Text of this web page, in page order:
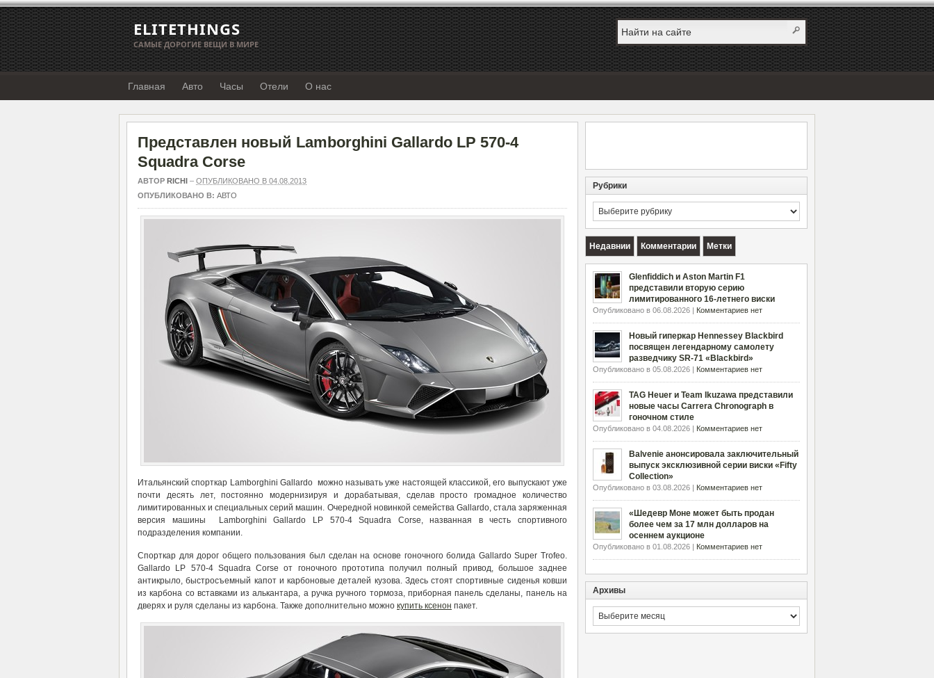
ELITETHINGS
САМЫЕ ДОРОГИЕ ВЕЩИ В МИРЕ
Главная Авто Часы Отели О нас
Представлен новый Lamborghini Gallardo LP 570-4
Squadra Corse
АВТОР RICHI – ОПУБЛИКОВАНО В 04.08.2013
ОПУБЛИКОВАНО В: АВТО
Итальянский спорткар Lamborghini Gallardo можно называть уже настоящей классикой, его выпускают уже
почти десять лет, постоянно модернизируя и дорабатывая, сделав просто громадное количество
лимитированных и специальных серий машин. Очередной новинкой семейства Gallardo, стала заряженная
версия машины Lamborghini Gallardo LP 570-4 Squadra Corse, названная в честь спортивного
подразделения компании.
Спорткар для дорог общего пользования был сделан на основе гоночного болида Gallardo Super Trofeo.
Gallardo LP 570-4 Squadra Corse от гоночного прототипа получил полный привод, большое заднее
антикрыло, быстросъемный капот и карбоновые деталей кузова. Здесь стоят спортивные сиденья ковши
из карбона со вставками из алькантара, а ручка ручного тормоза, приборная панель сделаны, панель на
дверях и руля сделаны из карбона. Также дополнительно можно купить ксенон пакет.
Рубрики
Рубрики
Недавнии Комментарии Метки
Glenfiddich и Aston Martin F1
представили вторую серию
лимитированного 16-летнего виски
Опубликовано в 06.08.2026 | Комментариев нет
Новый гиперкар Hennessey Blackbird
посвящен легендарному самолету
разведчику SR-71 «Blackbird»
Опубликовано в 05.08.2026 | Комментариев нет
TAG Heuer и Team Ikuzawa представили
новые часы Carrera Chronograph в
гоночном стиле
Опубликовано в 04.08.2026 | Комментариев нет
Balvenie анонсировала заключительный
выпуск эксклюзивной серии виски «Fifty
Collection»
Опубликовано в 03.08.2026 | Комментариев нет
«Шедевр Моне может быть продан
более чем за 17 млн долларов на
осеннем аукционе
Опубликовано в 01.08.2026 | Комментариев нет
Архивы
Архивы